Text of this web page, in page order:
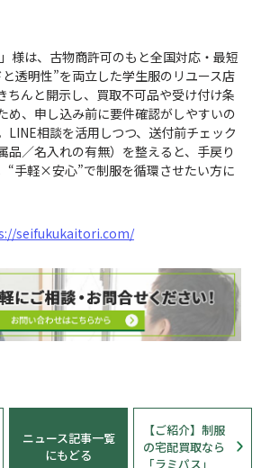
様は、古物商許可のもと全国対応・最短
透明性”を両立した学生服のリユース店
ちんと開示し、買取不可品や受け付け条
め、申し込み前に要件確認がしやすいの
LINE相談を活用しつつ、送付前チェック
品／名入れの有無）を整えると、手戻り
“手軽×安心”で制服を循環させたい方に
seifukukaitori.com/
ニュース記事一覧
にもどる
【ご紹介】制服
の宅配買取なら
「ラミパス」